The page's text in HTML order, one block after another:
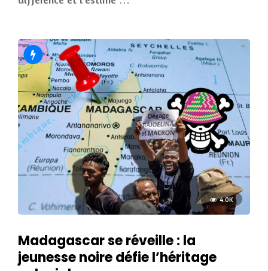
4.0K
Madagascar se réveille : la
jeunesse noire défie l’héritage